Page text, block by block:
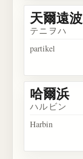
天爾遠波
テニヲハ
partikel
哈爾浜
ハルビン
Harbin